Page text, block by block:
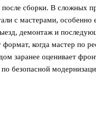
сборки. В сложных
с мастерами, особенно
демонтаж и
формат, когда мастер по
заранее оценивает
безопасной